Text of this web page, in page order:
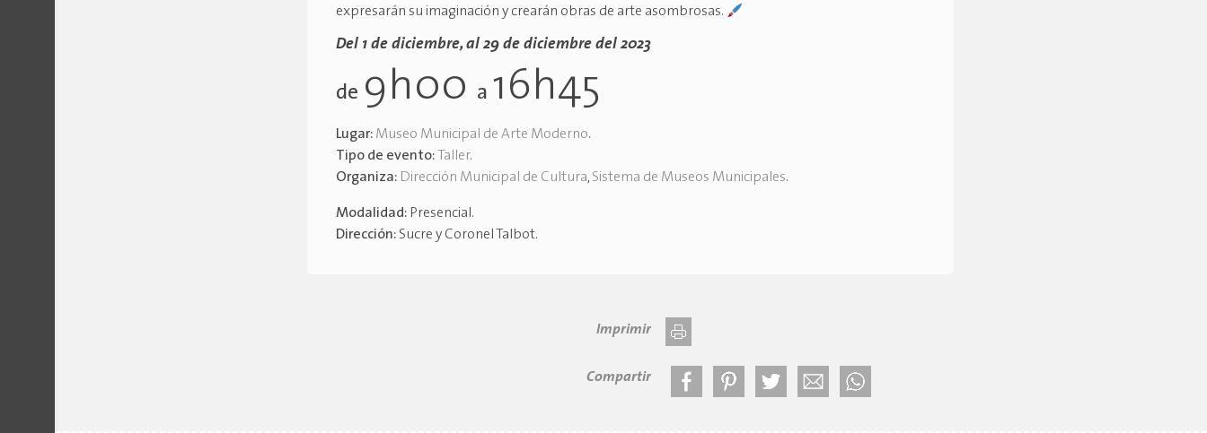
expresarán su imaginación y crearán obras de arte asombrosas.
Del 1 de diciembre, al 29 de diciembre del 2023
de 9h00 a 16h45
Lugar: Museo Municipal de Arte Moderno.
Tipo de evento: Taller.
Organiza: Dirección Municipal de Cultura, Sistema de Museos Municipales.
Modalidad: Presencial.
Dirección: Sucre y Coronel Talbot.
Imprimir
Compartir